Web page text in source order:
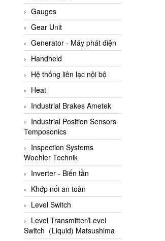
AT2E
ATC Pneumatic
ATEX System
ATI - IA
ATI (Analytical Technology
Inc)
Atos
Atrax
Auma
Autec
Auto Flow
Automatic valve
Aventics
Avproglobal
Axiomtek
AZBIL
Gauges
Gear Unit
Generator - Máy phát điện
Handheld
Hệ thống liên lạc nội bộ
Heat
Industrial Brakes Ametek
Industrial Position Sensors
Temposonics
Inspection Systems
Woehler Technik
Inverter - Biến tần
Khớp nối an toàn
Level Switch
Level Transmitter/Level
Switch（Liquid) Matsushima